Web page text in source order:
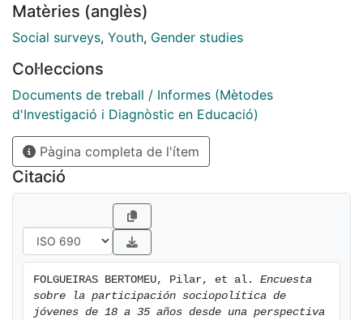
Matèries (anglès)
Social surveys, Youth, Gender studies
Col·leccions
Documents de treball / Informes (Mètodes
d'Investigació i Diagnòstic en Educació)
Pàgina completa de l'ítem
Citació
FOLGUEIRAS BERTOMEU, Pilar, et al. Encuesta
sobre la participación sociopolítica de
jóvenes de 18 a 35 años desde una perspectiva